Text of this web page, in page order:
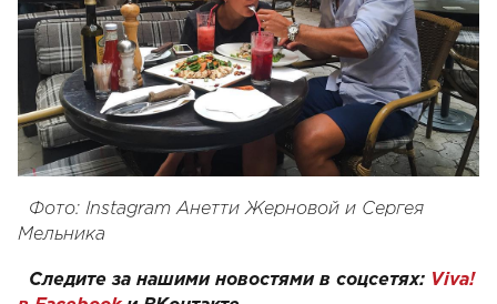
Фото: Instagram Анетти Жерновой и Сергея
Мельника
Следите за нашими новостями в соцсетях: Viva!